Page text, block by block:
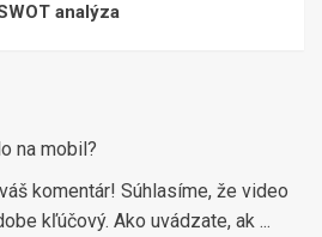
analýza
na mobil?
komentár! Súhlasíme, že video
kľúčový. Ako uvádzate, ak ...